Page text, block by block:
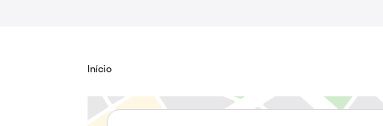
Início